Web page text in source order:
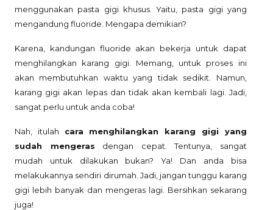
menggunakan pasta gigi khusus. Yaitu, pasta gigi yang
mengandung fluoride. Mengapa demikian?
Karena, kandungan fluoride akan bekerja untuk dapat
menghilangkan karang gigi. Memang, untuk proses ini
akan membutuhkan waktu yang tidak sedikit. Namun,
karang gigi akan lepas dan tidak akan kembali lagi. Jadi,
sangat perlu untuk anda coba!
Nah, itulah cara menghilangkan karang gigi yang
sudah mengeras dengan cepat. Tentunya, sangat
mudah untuk dilakukan bukan? Ya! Dan anda bisa
melakukannya sendiri dirumah. Jadi, jangan tunggu karang
gigi lebih banyak dan mengeras lagi. Bersihkan sekarang
juga!